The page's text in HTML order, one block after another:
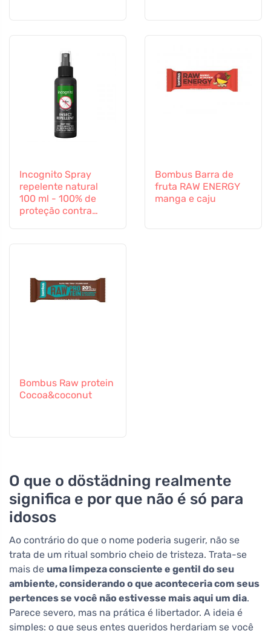
Incognito Spray
repelente natural
100 ml - 100% de
proteção contra
Bombus Barra de
fruta RAW ENERGY
manga e caju
Bombus Raw protein
Cocoa&coconut
O que o döstädning realmente
significa e por que não é só para
idosos
Ao contrário do que o nome poderia sugerir, não se
trata de um ritual sombrio cheio de tristeza. Trata-se
mais de uma limpeza consciente e gentil do seu
ambiente, considerando o que aconteceria com seus
pertences se você não estivesse mais aqui um dia.
Parece severo, mas na prática é libertador. A ideia é
simples: o que seus entes queridos herdariam se você